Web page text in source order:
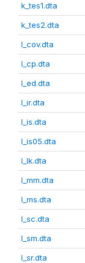
k_tes1.dta
k_tes2.dta
l_cov.dta
l_cp.dta
l_ed.dta
l_ir.dta
l_is.dta
l_is05.dta
l_lk.dta
l_mm.dta
l_ms.dta
l_sc.dta
l_sm.dta
l_sr.dta